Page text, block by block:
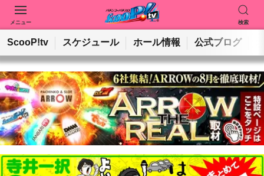
メニュー 検索
動画を検索 ホールを検索
検索
ScooP!tv スケジュール ホール情報 公式ブログ